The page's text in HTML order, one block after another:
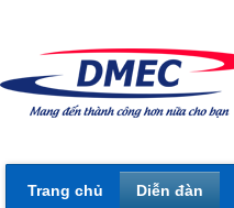
Trang chủ Diễn đàn